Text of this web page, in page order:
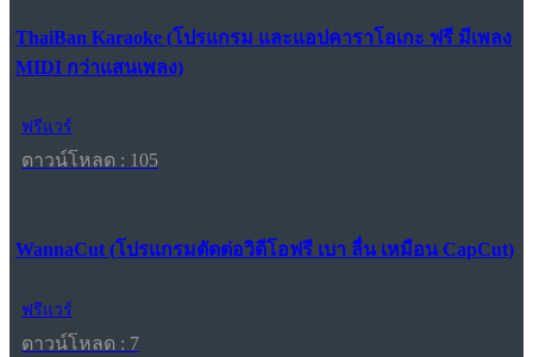
ThaiBan Karaoke (โปรแกรม และแอปคาราโอเกะ ฟรี มีเพลง
MIDI กว่าแสนเพลง)
ฟรีแวร์
ดาวน์โหลด : 105
WannaCut (โปรแกรมตัดต่อวิดีโอฟรี เบา ลื่น เหมือน CapCut)
ฟรีแวร์
ดาวน์โหลด : 7